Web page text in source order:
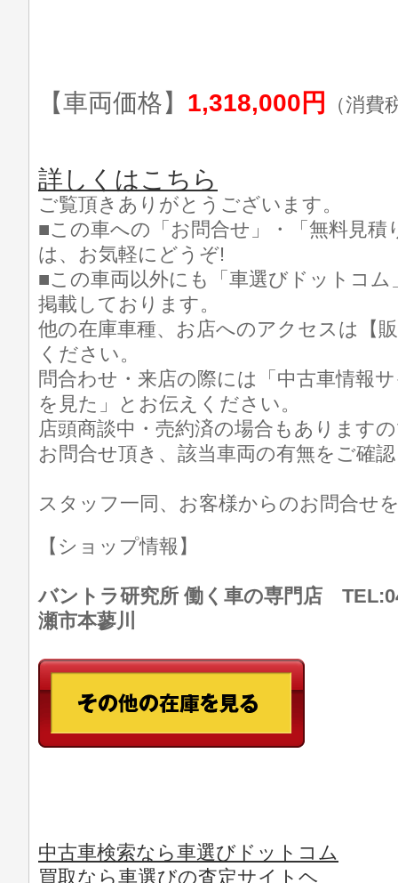
【車両価格】 1,318,000円 （消費
詳しくはこちら
ご覧頂きありがとうございます。
■この車への「お問合せ」・「無料見積
は、お気軽にどうぞ!
■この車両以外にも「車選びドットコ
掲載しております。
他の在庫車種、お店へのアクセスは【
ください。
問合わせ・来店の際には「中古車情報
を見た」とお伝えください。
店頭商談中・売約済の場合もあります
お問合せ頂き、該当車両の有無をご確
スタッフ一同、お客様からのお問合せ
【ショップ情報】
バントラ研究所 働く車の専門店
瀬市本蓼川
中古車検索なら車選びドットコム
買取なら車選びの査定サイトヘ